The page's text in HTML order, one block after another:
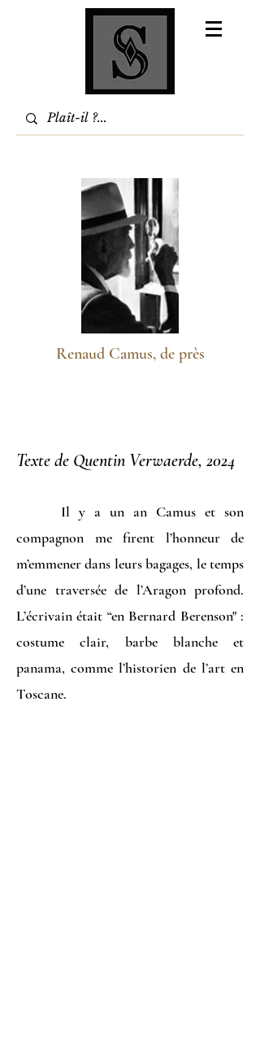
Renaud Camus, de près
Texte de Quentin Verwaerde, 2024
Il y a un an Camus et son
compagnon me firent l’honneur de
m’emmener dans leurs bagages, le temps
d’une traversée de l’Aragon profond.
L’écrivain était “en Bernard Berenson" :
costume clair, barbe blanche et
panama, comme l’historien de l’art en
Toscane.